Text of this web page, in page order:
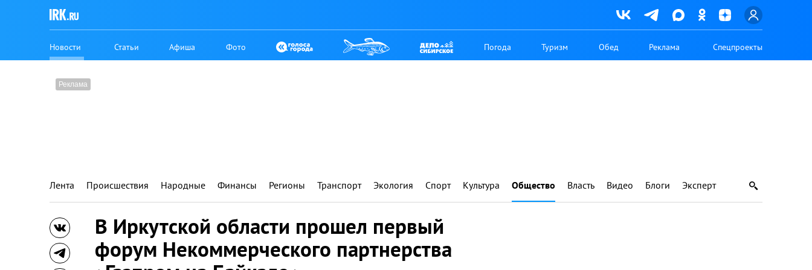
Новости Статьи Афиша Фото Погода Туризм Обед Реклама Спецпроекты
Лента Происшествия Народные Финансы Регионы Транспорт Экология Спорт Культура Общество Власть Видео Блоги Эксперт
В Иркутской области прошел первый
форум Некоммерческого партнерства